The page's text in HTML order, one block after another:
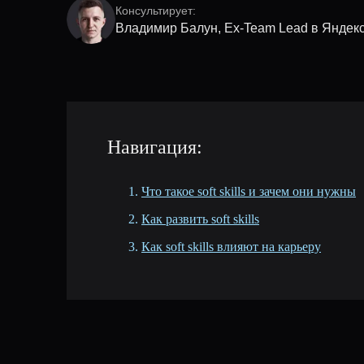
Консультирует:
Владимир Балун, Ex-Team Lead в
Навигация:
Что такое soft skills и зачем они нужны
Как развить soft skills
Как soft skills влияют на карьеру